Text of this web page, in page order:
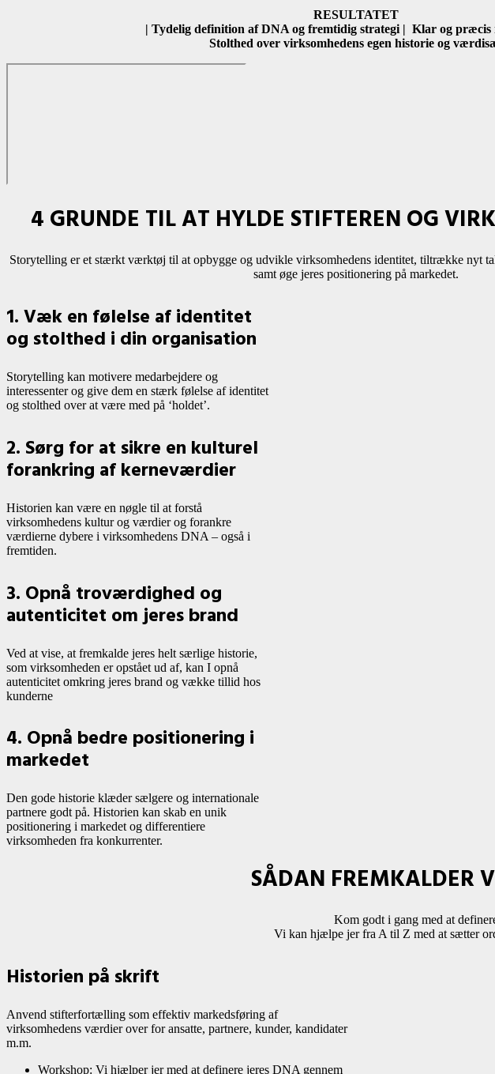
RESULTATET
| Tydelig definition af DNA og fremtidig strategi | Klar og
Stolthed over virksomhedens egen historie og
4 GRUNDE TIL AT HYLDE STIFTEREN OG
Storytelling er et stærkt værktøj til at opbygge og udvikle virksomhedens identitet, tiltrække nyt
samt øge jeres positionering på markedet.
1. Væk en følelse af identitet
og stolthed i din organisation
Storytelling kan motivere medarbejdere og
interessenter og give dem en stærk følelse af identitet
og stolthed over at være med på ‘holdet’.
2. Sørg for at sikre en kulturel
forankring af kerneværdier
Historien kan være en nøgle til at forstå
virksomhedens kultur og værdier og forankre
værdierne dybere i virksomhedens DNA – også i
fremtiden.
3. Opnå troværdighed og
autenticitet om jeres brand
Ved at vise, at fremkalde jeres helt særlige historie,
som virksomheden er opstået ud af, kan I opnå
autenticitet omkring jeres brand og vække tillid hos
kunderne
4. Opnå bedre positionering i
markedet
Den gode historie klæder sælgere og internationale
partnere godt på. Historien kan skab en unik
positionering i markedet og differentiere
virksomheden fra konkurrenter.
SÅDAN FREMKALDER
Kom godt i gang med at
Vi kan hjælpe jer fra A til Z med at sætter
Historien på skrift
Anvend stifterfortælling som effektiv markedsføring af
virksomhedens værdier over for ansatte, partnere, kunder, kandidater
m.m.
Workshop: Vi hjælper jer med at definere jeres DNA gennem